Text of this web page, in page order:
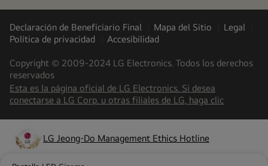
Declaración de Beneficiario Final Mapa del Sitio
Legal
Política de privacidad
Accesibilidad
Copyright © 2009-2024 LG Electronics. Todos los derechos
reservados
Esta es la página oficial de LG Electronics. Si desea
conectarse a LG Corp. u otras filiales de LG, haga clic(
a
LG Jeong-Do Management Ethics Hotline
opens